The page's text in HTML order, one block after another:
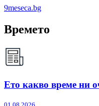
9meseca.bg
Времето
Ето какво време ни
01.08.2026